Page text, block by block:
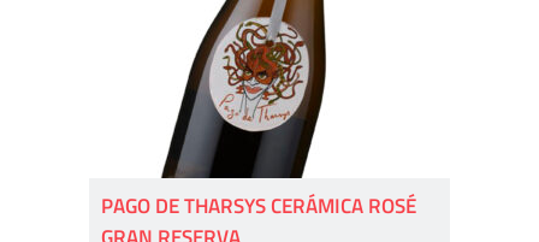
PAGO DE THARSYS CERÁMICA ROSÉ